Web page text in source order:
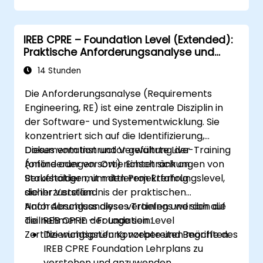
für Versicherer geeignet ist.
Praxisnahe Fallbeispiele zu analysieren
und gewonnene Erkenntnisse in lokale
Initiativen umzusetzen.
IREB CPRE – Foundation Level (Extended):
Praktische Anforderungsanalyse und
Vorbereitung auf die Zertifizierung
14 Stunden
Die Anforderungsanalyse (Requirements
Engineering, RE) ist eine zentrale Disziplin in
der Software- und Systementwicklung. Sie
konzentriert sich auf die Identifizierung,
Dokumentation und Verwaltung der
Anforderungen sowie Einschränkungen von
Stakeholdern, um den Projekterfolg
sicherzustellen.
Dieses vom Instructor geführte Live-Training
(online oder vor Ort) richtet sich an
Berufstätige mit mittlerem Erfahrungslevel,
die ihr Verständnis der praktischen
Anforderungsanalyse vertiefen und sich auf
die IREB CPRE – Foundation Level
Zertifizierungsprüfung vorbereiten möchten.
Nach Abschluss dieses Trainings werden die
Teilnehmer in der Lage sein:
Die wichtigsten Konzepte und Begriffe des
IREB CPRE Foundation Lehrplans zu